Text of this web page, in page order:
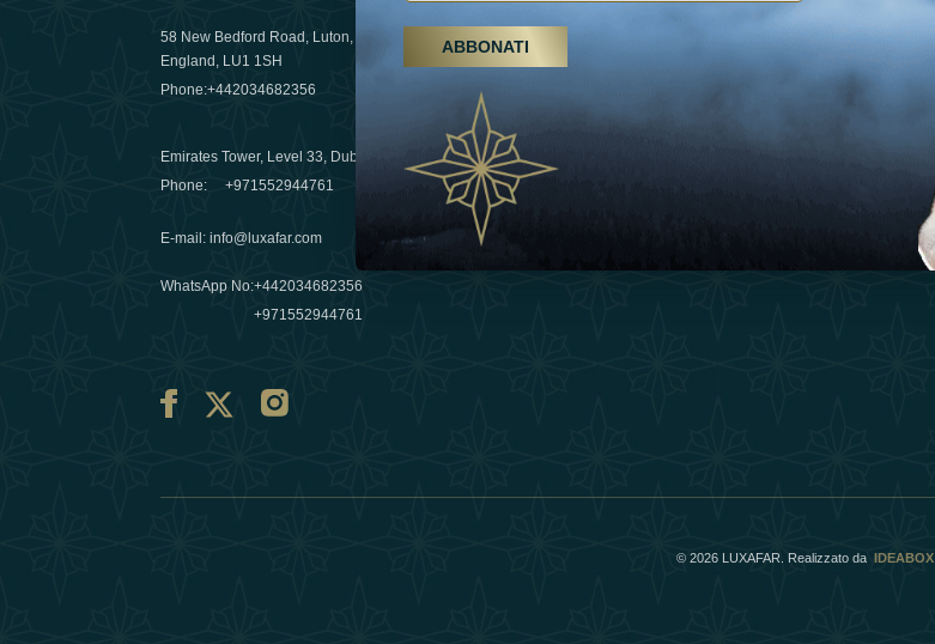
58 New Bedford Road, Luton,
England, LU1 1SH
Phone:+442034682356
Emirates Tower, Level 33, Dubai, UAE
Phone:+971552944761
E-mail :info@luxafar.com
WhatsApp No:+442034682356
+971552944761
Escursioni, trattamenti termali e yoga, gli
Emirati Arabi Uniti crescono come
destinazione del benessere
03 April 2025
Évasions hivernales pour les voyageurs des
Émirats: refinir le voyage de luxe
10 March 2025
Esperienza
© 2026 LUXAFAR. Realizzato da IDEABOX
ABBONATI